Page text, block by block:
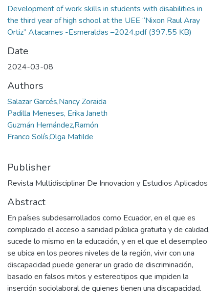
Development of work skills in students with disabilities in
the third year of high school at the UEE “Nixon Raul Aray
Ortiz” Atacames -Esmeraldas –2024.pdf(397.55 KB)
Date
2024-03-08
Authors
Salazar Garcés,Nancy Zoraida
Padilla Meneses, Erika Janeth
Guzmán Hernández,Ramón
Franco Solís,Olga Matilde
Publisher
Revista Multidisciplinar De Innovacion y Estudios Aplicados
Abstract
En países subdesarrollados como Ecuador, en el que es
complicado el acceso a sanidad pública gratuita y de calidad,
sucede lo mismo en la educación, y en el que el desempleo
se ubica en los peores niveles de la región, vivir con una
discapacidad puede generar un grado de discriminación,
basado en falsos mitos y estereotipos que impiden la
inserción sociolaboral de quienes tienen una discapacidad.